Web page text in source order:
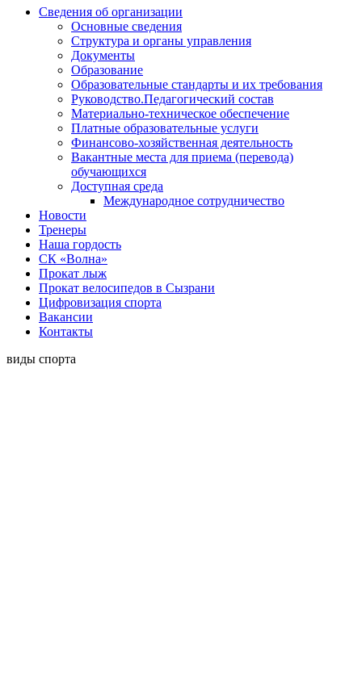
Сведения об организации
Основные сведения
Структура и органы управления
Документы
Образование
Образовательные стандарты и их требования
Руководство.Педагогический состав
Материально-техническое обеспечение
Платные образовательные услуги
Финансово-хозяйственная деятельность
Вакантные места для приема (перевода)
обучающихся
Доступная среда
Международное сотрудничество
Новости
Тренеры
Наша гордость
СК «Волна»
Прокат лыж
Прокат велосипедов в Сызрани
Цифровизация спорта
Вакансии
Контакты
виды спорта